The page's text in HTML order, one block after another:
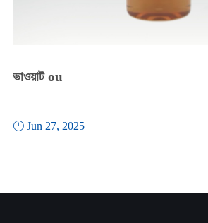
ভাওয়াট ou
Jun 27, 2025